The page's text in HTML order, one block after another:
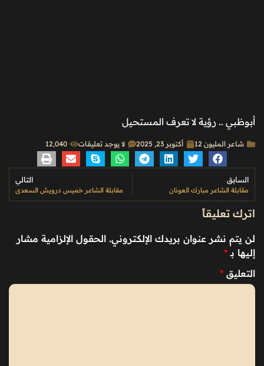
أبوظبي .. رؤية لا تعرف المستحيل
شاعر المليون 12 أكتوبر 23, 2025 لا يوجد تعليقات 12٬040
السابق
مقابلة الشاعر مبارك العونان
التالي
مقابلة الشاعر خميس درويش السعدي
اترك تعليقاً
لن يتم نشر عنوان بريدك الإلكتروني. الحقول الإلزامية مشار
إليها بـ *
التعليق *